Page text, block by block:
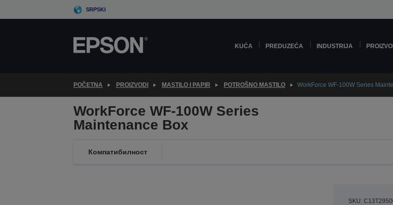
to
SRPSKI
KUĆA PREDUZEĆA INDUSTRIJA
POČETNA PROIZVODI MASTILO I PAPIR POTROŠNO MASTILO WorkForce WF-100W Series
WorkForce WF-100W Series
Maintenance Box
Компатибилност
SKU: